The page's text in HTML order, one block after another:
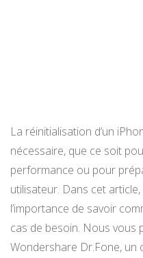
La réinitialisation d’un
nécessaire, que ce soit
performance ou pour
utilisateur. Dans cet
l’importance de savoir
cas de besoin. Nous vous
Wondershare Dr.Fone, un